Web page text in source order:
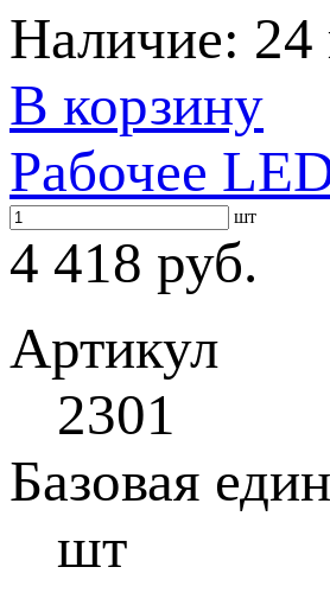
Наличие:
В корзину
Рабочее
шт
4 418 руб.
Артикул
2301
Базовая
шт